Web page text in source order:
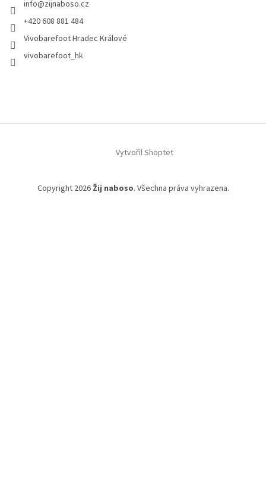
info@zijnaboso.cz
+420 608 881 484
Vivobarefoot Hradec Králové
vivobarefoot_hk
Vytvořil Shoptet
Copyright 2026 Žij naboso. Všechna práva vyhrazena.